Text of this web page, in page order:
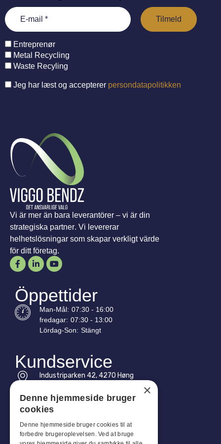
Entreprenør
Metal Recycling
Waste Recyling
Jeg har læst og accepterer persondatapolitikken
Vi är mer än bara leverantörer – vi är din
strategiska partner. Vi levererar
helhetslösningar som skapar verkligt värde
för ditt företag.
Öppettider
Man-Mål: 07:30 - 16:00
fredagar: 07:30 - 13:00
Lördag-Son: Stängt
Kundservice
Industriparken 42, 4270 Høng
Tel: +45 4396 4122
E-post: vb@viggobendz.dk
×
Denne hjemmeside bruger
cookies
Denne hjemmeside bruger cookies til at
forbedre brugeroplevelsen. Ved at bruge